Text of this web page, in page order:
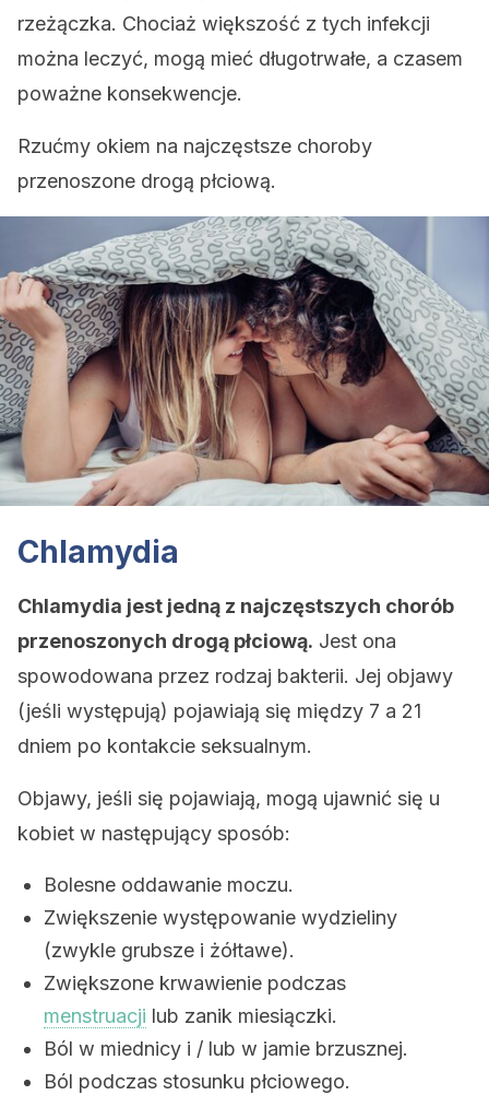
rzeżączka. Chociaż większość z tych infekcji
można leczyć, mogą mieć długotrwałe, a czasem
poważne konsekwencje.
Rzućmy okiem na najczęstsze choroby
przenoszone drogą płciową.
Chlamydia
Chlamydia jest jedną z najczęstszych chorób
przenoszonych drogą płciową. Jest ona
spowodowana przez rodzaj bakterii. Jej objawy
(jeśli występują) pojawiają się między 7 a 21
dniem po kontakcie seksualnym.
Objawy, jeśli się pojawiają, mogą ujawnić się u
kobiet w następujący sposób:
Bolesne oddawanie moczu.
Zwiększenie występowanie wydzieliny
(zwykle grubsze i żółtawe).
Zwiększone krwawienie podczas
menstruacji lub zanik miesiączki.
Ból w miednicy i / lub w jamie brzusznej.
Ból podczas stosunku płciowego.